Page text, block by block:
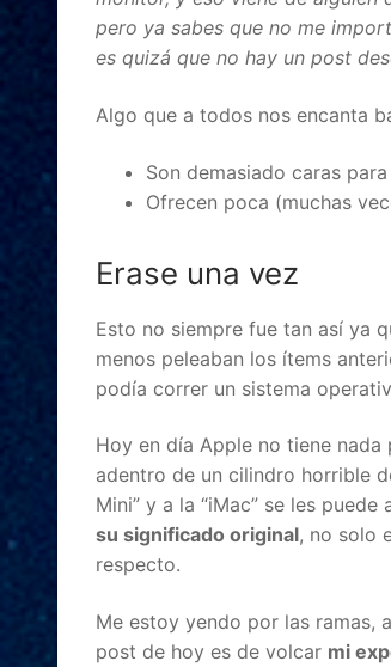
pero ya sabes que no me
es quizá que no hay un post
Algo que a todos nos encanta
Son demasiado caras
Ofrecen poca (muchas
Erase una vez
Esto no siempre fue tan así ya
menos peleaban los ítems
podía correr un sistema
Hoy en día Apple no tiene
adentro de un cilindro horrible
Mini” y a la “iMac” se les
su significado original, no solo
respecto.
Me estoy yendo por las ramas,
post de hoy es de volcar mi